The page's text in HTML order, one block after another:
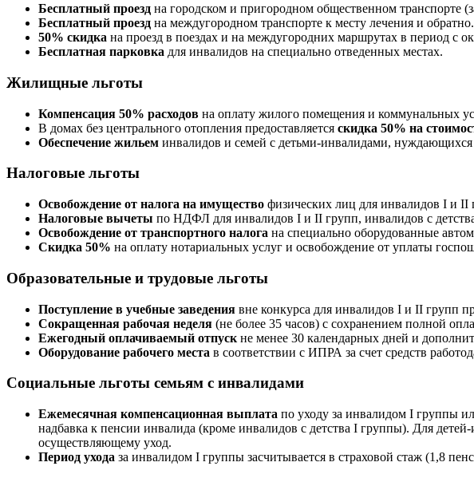
Бесплатный проезд на городском и пригородном общественном транспорте
Бесплатный проезд на междугородном транспорте к месту лечения и обратно.
50% скидка на проезд в поездах и на междугородних маршрутах в период с
Бесплатная парковка для инвалидов на специально отведенных местах.
Жилищные льготы
Компенсация 50% расходов на оплату жилого помещения и коммунальных
В домах без центрального отопления предоставляется скидка 50% на
Обеспечение жильем инвалидов и семей с детьми-инвалидами,
Налоговые льготы
Освобождение от налога на имущество физических лиц для инвалидов I и II
Налоговые вычеты по НДФЛ для инвалидов I и II групп, инвалидов с
Освобождение от транспортного налога на специально оборудованные
Скидка 50% на оплату нотариальных услуг и освобождение от уплаты
Образовательные и трудовые льготы
Поступление в учебные заведения вне конкурса для инвалидов I и II групп
Сокращенная рабочая неделя (не более 35 часов) с сохранением полной
Ежегодный оплачиваемый отпуск не менее 30 календарных дней и
Оборудование рабочего места в соответствии с ИПРА за счет средств
Социальные льготы семьям с инвалидами
Ежемесячная компенсационная выплата по уходу за инвалидом I группы
надбавка к пенсии инвалида (кроме инвалидов с детства I группы). Для
осуществляющему уход.
Период ухода за инвалидом I группы засчитывается в страховой стаж (1,8